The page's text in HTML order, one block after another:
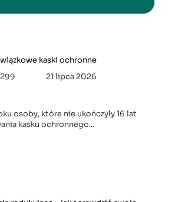
kaski ochronne
299
21 lipca 2026
osoby, które nie ukończyły 16 lat
kasku ochronnego...